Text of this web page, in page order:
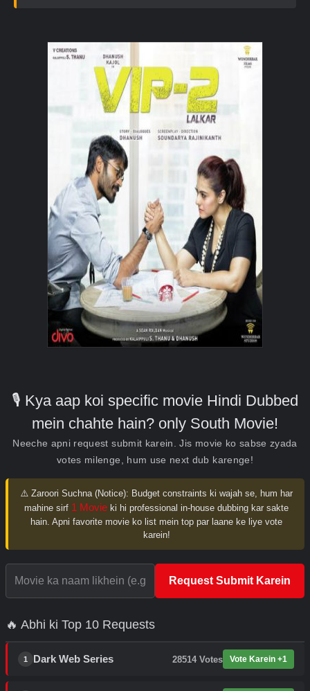
🎙️ Kya aap koi specific movie Hindi Dubbed
mein chahte hain? only South Movie!
Neeche apni request submit karein. Jis movie ko sabse zyada
votes milenge, hum use next dub karenge!
⚠️ Zaroori Suchna (Notice): Budget constraints ki wajah se, hum har
mahine sirf 1 Movie ki hi professional in-house dubbing kar sakte
hain. Apni favorite movie ko list mein top par laane ke liye vote
karein!
Request Submit Karein
🔥 Abhi ki Top 10 Requests
1 Dark Web Series 28514 Votes Vote Karein +1